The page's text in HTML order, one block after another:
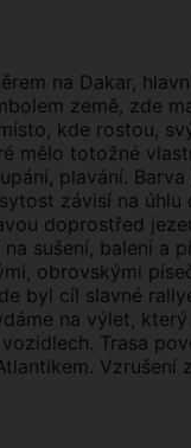
na Dakar,
země, zde
kde rostou,
mělo totožné
plavání.
závisí na
doprostřed
sušení, balení a
obrovskými
byl cíl slavné
na výlet,
Trasa